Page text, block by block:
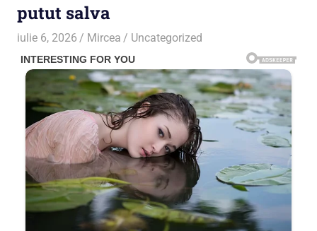
putut salva
iulie 6, 2026 Mircea Uncategorized